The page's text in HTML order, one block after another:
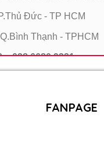
Đức - TP HCM
Thạnh - TPHCM
- 028 6680 9321
FANPAGE